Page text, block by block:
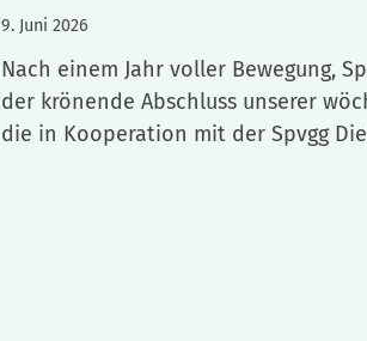
9. Juni 2026
Nach einem Jahr voller Bewegung,
der krönende Abschluss unserer
die in Kooperation mit der Spvgg